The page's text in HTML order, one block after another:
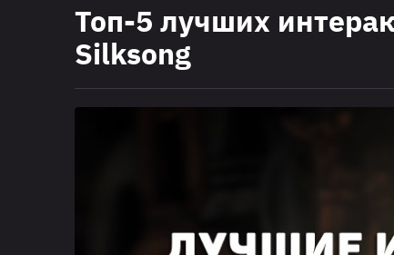
Топ-5 лучших
Silksong